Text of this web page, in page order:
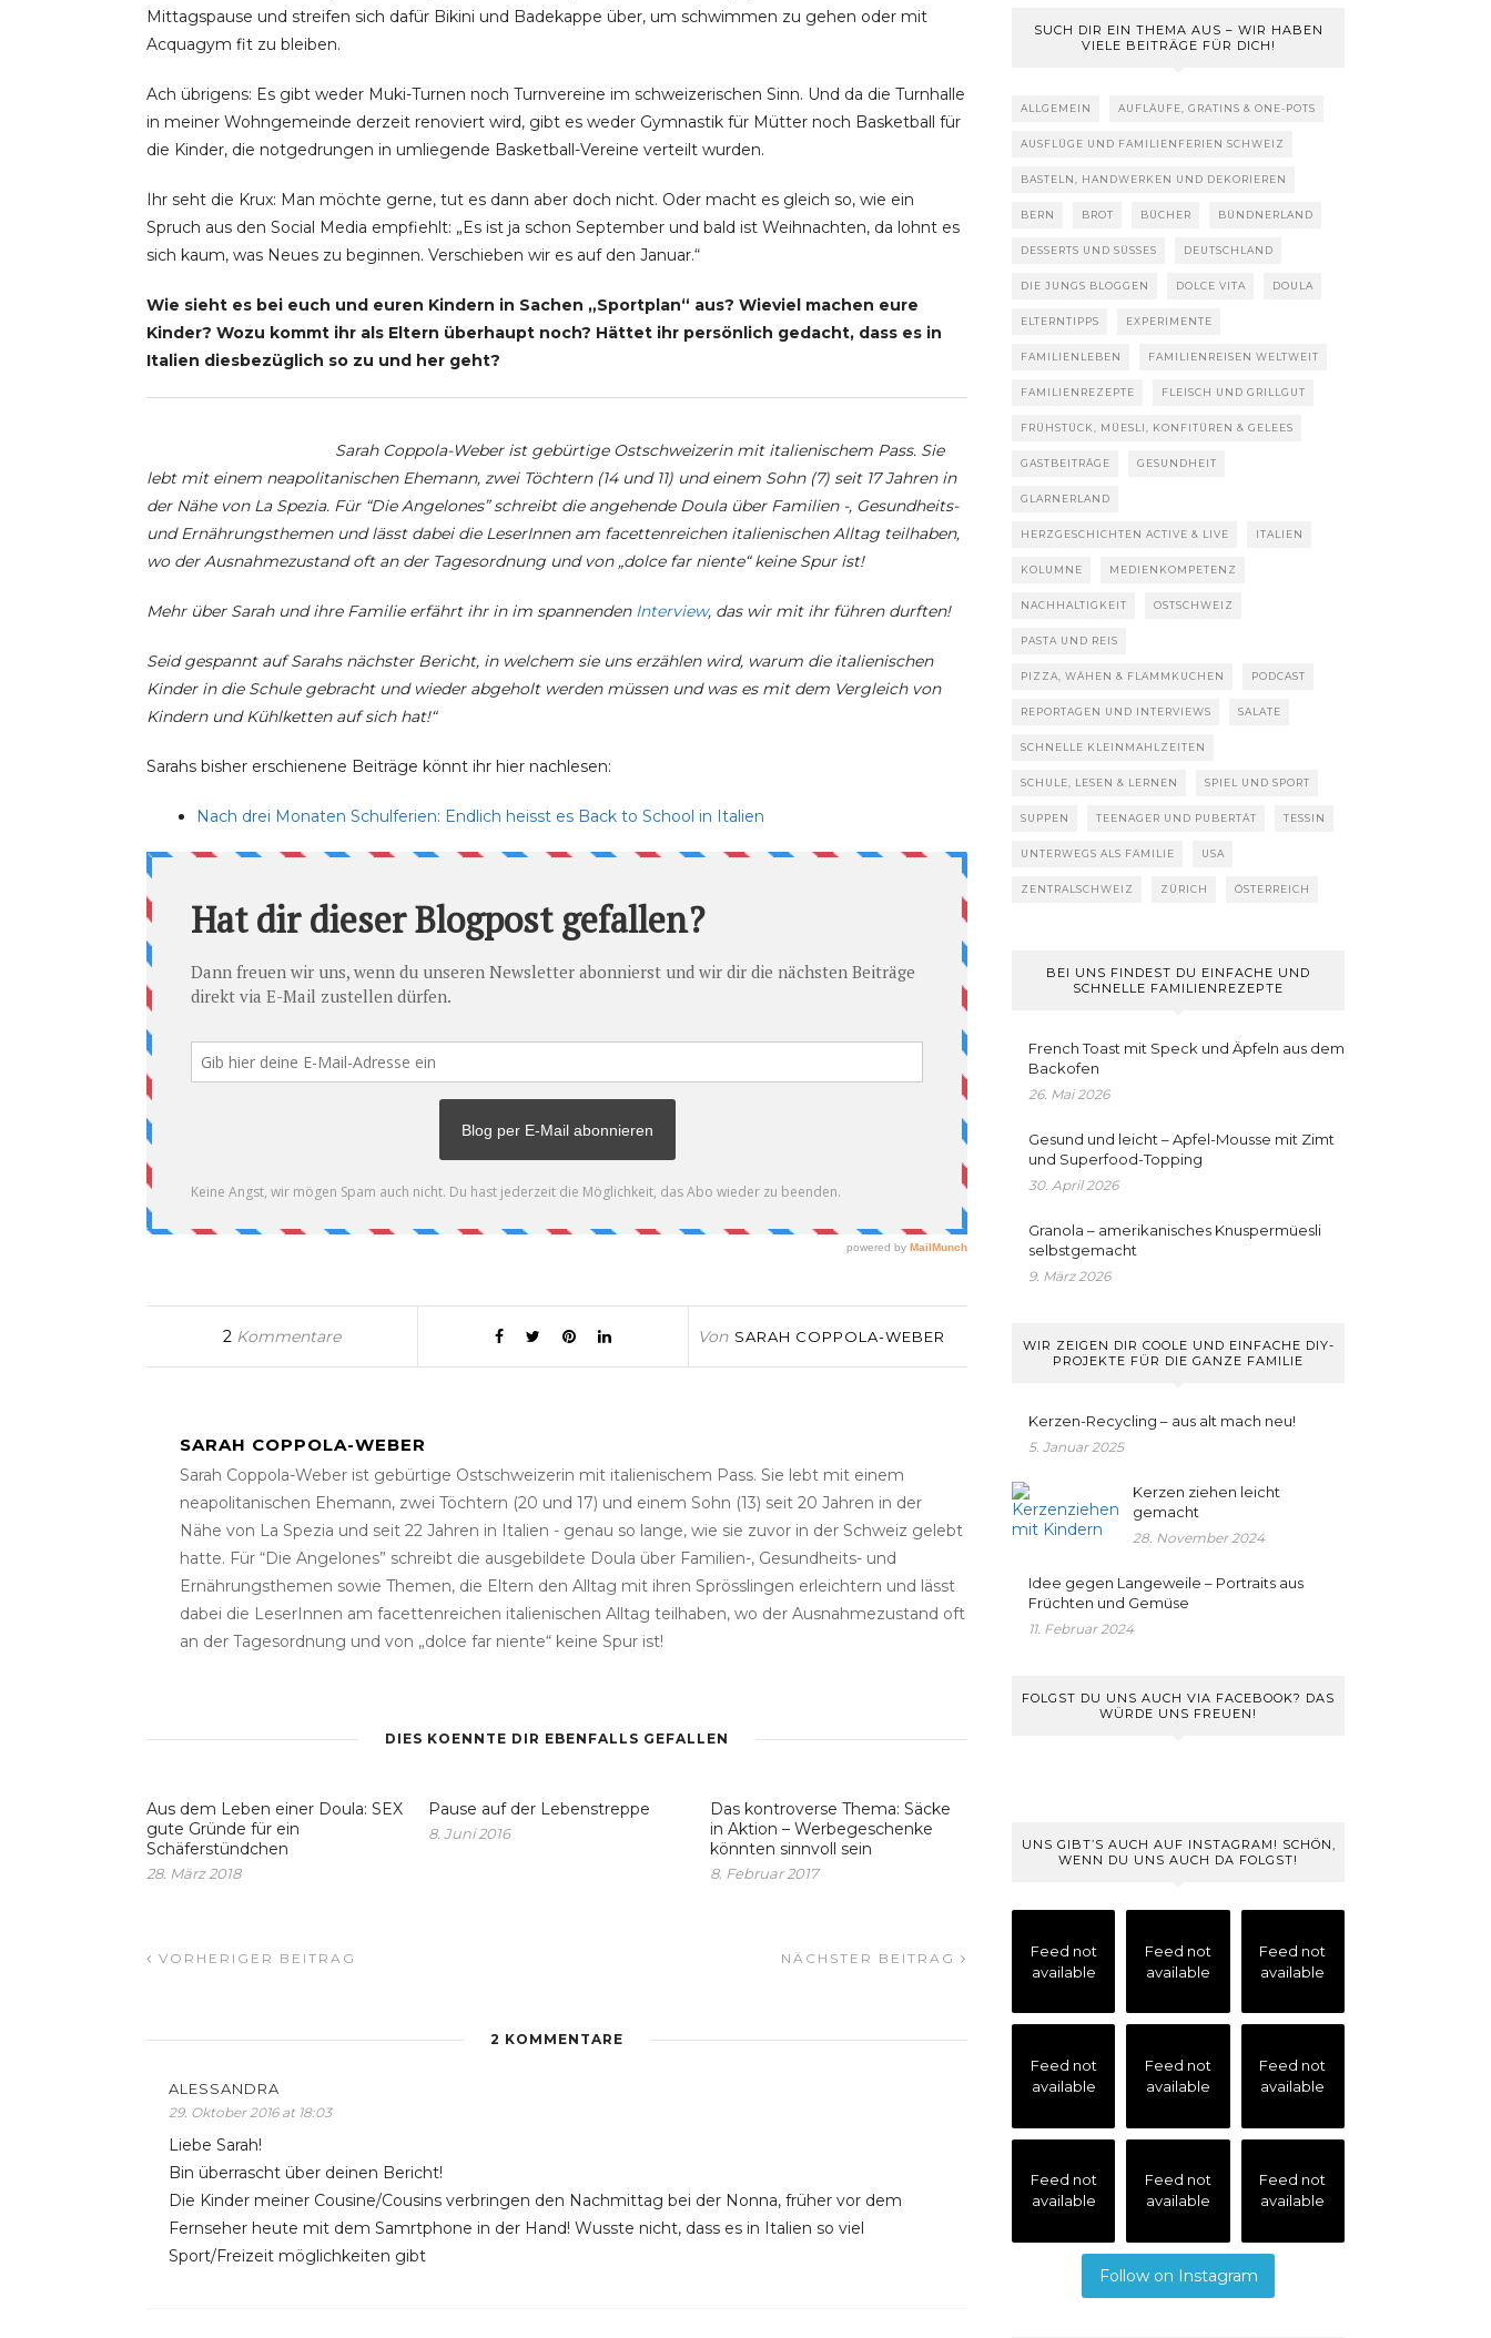
Mittagspause und streifen sich dafür Bikini und Badekappe über, um schwimmen zu gehen oder mit
Acquagym fit zu bleiben.
Ach übrigens: Es gibt weder Muki-Turnen noch Turnvereine im schweizerischen Sinn. Und da die Turnhalle
in meiner Wohngemeinde derzeit renoviert wird, gibt es weder Gymnastik für Mütter noch Basketball für
die Kinder, die notgedrungen in umliegende Basketball-Vereine verteilt wurden.
Ihr seht die Krux: Man möchte gerne, tut es dann aber doch nicht. Oder macht es gleich so, wie ein
Spruch aus den Social Media empfiehlt: „Es ist ja schon September und bald ist Weihnachten, da lohnt es
sich kaum, was Neues zu beginnen. Verschieben wir es auf den Januar.“
Wie sieht es bei euch und euren Kindern in Sachen „Sportplan“ aus? Wieviel machen eure
Kinder? Wozu kommt ihr als Eltern überhaupt noch? Hättet ihr persönlich gedacht, dass es in
Italien diesbezüglich so zu und her geht?
Sarah Coppola-Weber ist gebürtige Ostschweizerin mit italienischem Pass. Sie
lebt mit einem neapolitanischen Ehemann, zwei Töchtern (14 und 11) und einem Sohn (7) seit 17 Jahren in
der Nähe von La Spezia. Für “Die Angelones” schreibt die angehende Doula über Familien -, Gesundheits-
und Ernährungsthemen und lässt dabei die LeserInnen am facettenreichen italienischen Alltag teilhaben,
wo der Ausnahmezustand oft an der Tagesordnung und von „dolce far niente“ keine Spur ist!
Mehr über Sarah und ihre Familie erfährt ihr in im spannenden Interview, das wir mit ihr führen durften!
Seid gespannt auf Sarahs nächster Bericht, in welchem sie uns erzählen wird, warum die italienischen
Kinder in die Schule gebracht und wieder abgeholt werden müssen und was es mit dem Vergleich von
Kindern und Kühlketten auf sich hat!“
Sarahs bisher erschienene Beiträge könnt ihr hier nachlesen:
Nach drei Monaten Schulferien: Endlich heisst es Back to School in Italien
2 Kommentare Von SARAH COPPOLA-WEBER
SARAH COPPOLA-WEBER
Sarah Coppola-Weber ist gebürtige Ostschweizerin mit italienischem Pass. Sie lebt mit einem
neapolitanischen Ehemann, zwei Töchtern (20 und 17) und einem Sohn (13) seit 20 Jahren in der
Nähe von La Spezia und seit 22 Jahren in Italien - genau so lange, wie sie zuvor in der Schweiz gelebt
hatte. Für “Die Angelones” schreibt die ausgebildete Doula über Familien-, Gesundheits- und
Ernährungsthemen sowie Themen, die Eltern den Alltag mit ihren Sprösslingen erleichtern und lässt
dabei die LeserInnen am facettenreichen italienischen Alltag teilhaben, wo der Ausnahmezustand oft
an der Tagesordnung und von „dolce far niente“ keine Spur ist!
DIES KOENNTE DIR EBENFALLS GEFALLEN
Aus dem Leben einer Doula: SEX
gute Gründe für ein
Schäferstündchen
28. März 2018
Pause auf der Lebenstreppe
8. Juni 2016
Das kontroverse Thema: Säcke
in Aktion – Werbegeschenke
könnten sinnvoll sein
8. Februar 2017
VORHERIGER BEITRAG NÄCHSTER BEITRAG
2 KOMMENTARE
ALESSANDRA
29. Oktober 2016 at 18:03
Liebe Sarah!
Bin überrascht über deinen Bericht!
Die Kinder meiner Cousine/Cousins verbringen den Nachmittag bei der Nonna, früher vor dem
Fernseher heute mit dem Samrtphone in der Hand! Wusste nicht, dass es in Italien so viel
Sport/Freizeit möglichkeiten gibt
SUCH DIR EIN THEMA AUS – WIR HABEN
VIELE BEITRÄGE FÜR DICH!
ALLGEMEIN AUFLÄUFE, GRATINS & ONE-POTS
AUSFLÜGE UND FAMILIENFERIEN SCHWEIZ
BASTELN, HANDWERKEN UND DEKORIEREN
BERN BROT BÜCHER BÜNDNERLAND
DESSERTS UND SÜSSES DEUTSCHLAND
DIE JUNGS BLOGGEN DOLCE VITA DOULA
ELTERNTIPPS EXPERIMENTE
FAMILIENLEBEN FAMILIENREISEN WELTWEIT
FAMILIENREZEPTE FLEISCH UND GRILLGUT
FRÜHSTÜCK, MÜESLI, KONFITÜREN & GELEES
GASTBEITRÄGE GESUNDHEIT
GLARNERLAND
HERZGESCHICHTEN ACTIVE & LIVE ITALIEN
KOLUMNE MEDIENKOMPETENZ
NACHHALTIGKEIT OSTSCHWEIZ
PASTA UND REIS
PIZZA, WÄHEN & FLAMMKUCHEN PODCAST
REPORTAGEN UND INTERVIEWS SALATE
SCHNELLE KLEINMAHLZEITEN
SCHULE, LESEN & LERNEN SPIEL UND SPORT
SUPPEN TEENAGER UND PUBERTÄT TESSIN
UNTERWEGS ALS FAMILIE USA
ZENTRALSCHWEIZ ZÜRICH ÖSTERREICH
BEI UNS FINDEST DU EINFACHE UND
SCHNELLE FAMILIENREZEPTE
French Toast mit Speck und Äpfeln aus dem
Backofen
26. Mai 2026
Gesund und leicht – Apfel-Mousse mit Zimt
und Superfood-Topping
30. April 2026
Granola – amerikanisches Knuspermüesli
selbstgemacht
9. März 2026
WIR ZEIGEN DIR COOLE UND EINFACHE DIY-
PROJEKTE FÜR DIE GANZE FAMILIE
Kerzen-Recycling – aus alt mach neu!
5. Januar 2025
Kerzen ziehen leicht
gemacht
28. November 2024
Idee gegen Langeweile – Portraits aus
Früchten und Gemüse
11. Februar 2024
FOLGST DU UNS AUCH VIA FACEBOOK? DAS
WÜRDE UNS FREUEN!
UNS GIBT’S AUCH AUF INSTAGRAM! SCHÖN,
WENN DU UNS AUCH DA FOLGST!
Feed not
available
Feed not
available
Feed not
available
Feed not
available
Feed not
available
Feed not
available
Feed not
available
Feed not
available
Feed not
available
Follow on Instagram